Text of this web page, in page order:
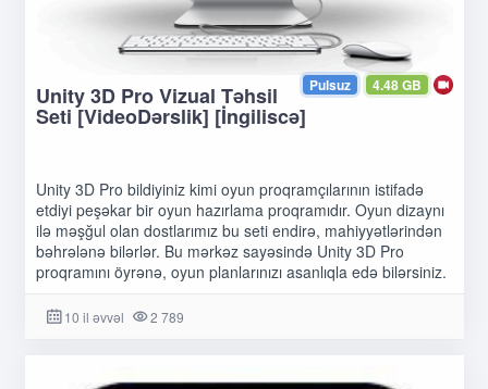
4.48 GB
Pulsuz
Unity 3D Pro Vizual Təhsil
Seti [VideoDərslik] [İngiliscə]
Unity 3D Pro bildiyiniz kimi oyun proqramçılarının istifadə
etdiyi peşəkar bir oyun hazırlama proqramıdır. Oyun dizaynı
ilə məşğul olan dostlarımız bu seti endirə, mahiyyətlərindən
bəhrələnə bilərlər. Bu mərkəz sayəsində Unity 3D Pro
proqramını öyrənə, oyun planlarınızı asanlıqla edə bilərsiniz.
10 il əvvəl 2 789